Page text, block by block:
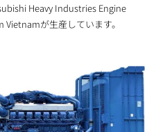
Heavy Industries Engine
が生産しています。